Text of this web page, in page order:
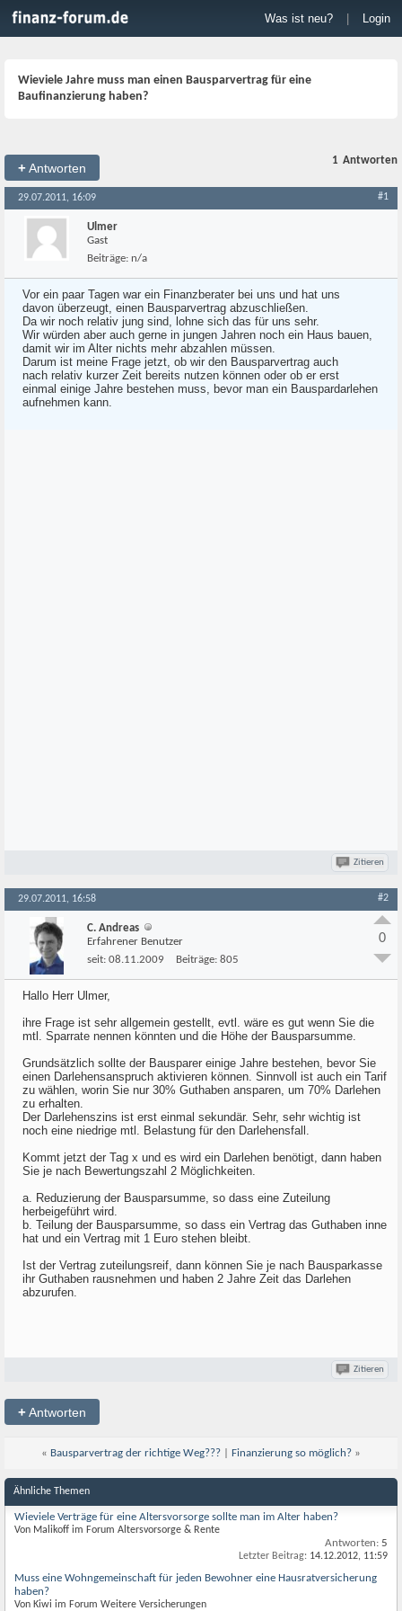
Was ist neu? Login
Wieviele Jahre muss man einen Bausparvertrag für eine
Baufinanzierung haben?
+Antworten
1 Antworten
29.07.2011, 16:09 #1
Ulmer
Gast
Beiträge: n/a
Vor ein paar Tagen war ein Finanzberater bei uns und hat uns
davon überzeugt, einen Bausparvertrag abzuschließen.
Da wir noch relativ jung sind, lohne sich das für uns sehr.
Wir würden aber auch gerne in jungen Jahren noch ein Haus bauen,
damit wir im Alter nichts mehr abzahlen müssen.
Darum ist meine Frage jetzt, ob wir den Bausparvertrag auch
nach relativ kurzer Zeit bereits nutzen können oder ob er erst
einmal einige Jahre bestehen muss, bevor man ein Bauspardarlehen
aufnehmen kann.
Zitieren
29.07.2011, 16:58 #2
C. Andreas
Erfahrener Benutzer
seit: 08.11.2009 Beiträge: 805
0
Hallo Herr Ulmer,
ihre Frage ist sehr allgemein gestellt, evtl. wäre es gut wenn Sie die
mtl. Sparrate nennen könnten und die Höhe der Bausparsumme.
Grundsätzlich sollte der Bausparer einige Jahre bestehen, bevor Sie
einen Darlehensanspruch aktivieren können. Sinnvoll ist auch ein Tarif
zu wählen, worin Sie nur 30% Guthaben ansparen, um 70% Darlehen
zu erhalten.
Der Darlehenszins ist erst einmal sekundär. Sehr, sehr wichtig ist
noch eine niedrige mtl. Belastung für den Darlehensfall.
Kommt jetzt der Tag x und es wird ein Darlehen benötigt, dann haben
Sie je nach Bewertungszahl 2 Möglichkeiten.
a. Reduzierung der Bausparsumme, so dass eine Zuteilung
herbeigeführt wird.
b. Teilung der Bausparsumme, so dass ein Vertrag das Guthaben inne
hat und ein Vertrag mit 1 Euro stehen bleibt.
Ist der Vertrag zuteilungsreif, dann können Sie je nach Bausparkasse
ihr Guthaben rausnehmen und haben 2 Jahre Zeit das Darlehen
abzurufen.
Zitieren
+Antworten
« Bausparvertrag der richtige Weg??? Finanzierung so möglich? »
Ähnliche Themen
Wieviele Verträge für eine Altersvorsorge sollte man im Alter haben?
Von Malikoff im Forum Altersvorsorge & Rente
Antworten: 5
Letzter Beitrag: 14.12.2012, 11:59
Muss eine Wohngemeinschaft für jeden Bewohner eine Hausratversicherung
haben?
Von Kiwi im Forum Weitere Versicherungen